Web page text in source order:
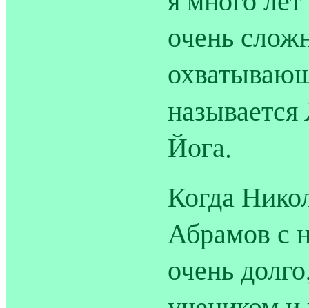
очень
называется
Йога.
Когда
Абрамов с
очень